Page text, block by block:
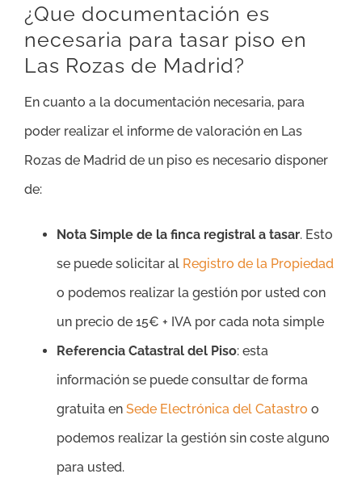
¿Que documentación es
necesaria para tasar piso en
Las Rozas de Madrid?
En cuanto a la documentación necesaria, para
poder realizar el informe de valoración en Las
Rozas de Madrid de un piso es necesario disponer
de:
Nota Simple de la finca registral a tasar. Esto
se puede solicitar al Registro de la Propiedad
o podemos realizar la gestión por usted con
un precio de 15€ + IVA por cada nota simple
Referencia Catastral del Piso: esta
información se puede consultar de forma
gratuita en Sede Electrónica del Catastro o
podemos realizar la gestión sin coste alguno
para usted.